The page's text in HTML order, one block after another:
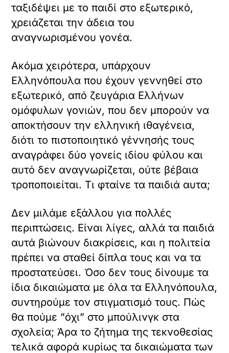
ταξιδέψει με το παιδί στο εξωτερικό,
χρειάζεται την άδεια του
αναγνωρισμένου γονέα.
Ακόμα χειρότερα, υπάρχουν
Ελληνόπουλα που έχουν γεννηθεί στο
εξωτερικό, από ζευγάρια Ελλήνων
ομόφυλων γονιών, που δεν μπορούν να
αποκτήσουν την ελληνική ιθαγένεια,
διότι το πιστοποιητικό γέννησής τους
αναγράφει δύο γονείς ιδίου φύλου και
αυτό δεν αναγνωρίζεται, ούτε βέβαια
τροποποιείται. Τι φταίνε τα παιδιά αυτα;
Δεν μιλάμε εξάλλου για πολλές
περιπτώσεις. Είναι λίγες, αλλά τα παιδιά
αυτά βιώνουν διακρίσεις, και η πολιτεία
πρέπει να σταθεί δίπλα τους και να τα
προστατεύσει. Όσο δεν τους δίνουμε τα
ίδια δικαιώματα με όλα τα Ελληνόπουλα,
συντηρούμε τον στιγματισμό τους. Πώς
θα πούμε ”όχι” στο μπούλινγκ στα
σχολεία; Άρα το ζήτημα της τεκνοθεσίας
τελικά αφορά κυρίως τα δικαιώματα των